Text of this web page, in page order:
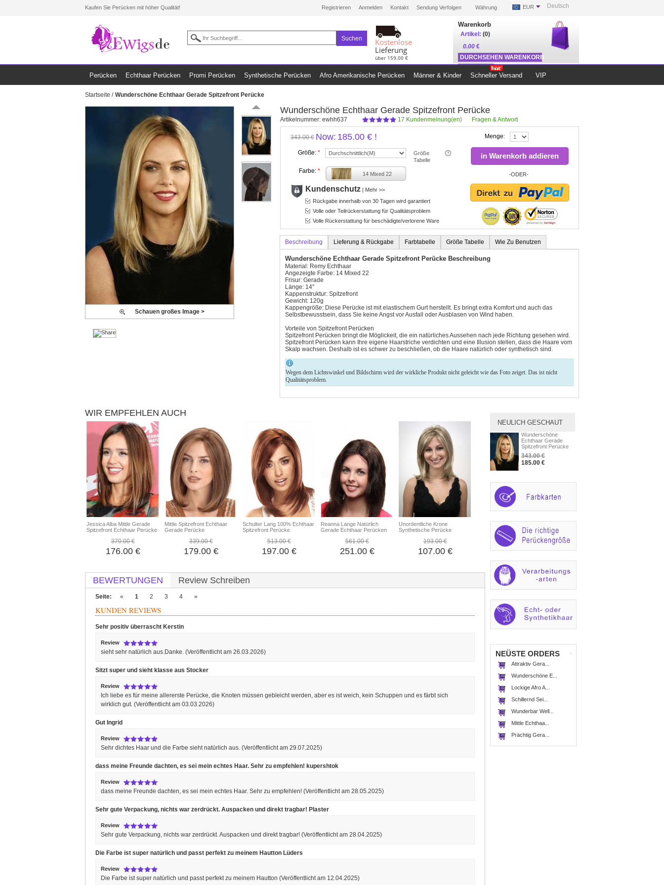
Kaufen Sie Perücken mit höher Qualität! Deutsch
Währung EUR
Registrieren Anmelden Kontakt Sendung Verfolgen
Suchen
Kostenlose
Lieferung
über 159.00 €
Warenkorb
Artikel: (0)
0.00 €
DURCHSEHEN WARENKORB
ZUR KASSE
Perücken Echthaar Perücken Promi Perücken Synthetische Perücken Afro Amerikanische Perücken Männer & Kinder Schneller Versand VIP
Startseite / Wunderschöne Echthaar Gerade Spitzefront Perücke
Wunderschöne Echthaar Gerade Spitzefront Perücke
Artikelnummer: ewhh637 17 Kundenmeinung(en) Fragen & Antwort
343.00 € Now: 185.00 € !
Größe: *
Größe
Tabelle
Farbe: * 14 Mixed 22
Kundenschutz | Mehr >>
Rückgabe innerhalb von 30 Tagen wird garantiert
Volle oder Teilrückerstattung für Qualitätsproblem
Volle Rückerstattung für beschädigte/verlorene Ware
Menge:
in Warenkorb addieren
-ODER-
Beschreibung Lieferung & Rückgabe Farbtabelle Größe Tabelle Wie Zu Benutzen
Wunderschöne Echthaar Gerade Spitzefront Perücke Beschreibung
Material: Remy Echthaar
Angezeigte Farbe: 14 Mixed 22
Frisur: Gerade
Länge: 14"
Kappenstruktur: Spitzefront
Gewicht: 120g
Kappengröße: Diese Perücke ist mit elastischem Gurt herstellt. Es bringt extra Komfort und auch das
Selbstbewusstsein, dass Sie keine Angst vor Ausfall oder Ausblasen von Wind haben.
Vorteile von Spitzefront Perücken
Spitzefront Perücken bringt die Möglickeit, die ein natürliches Aussehen nach jede Richtung gesehen wird.
Spitzefront Perücken kann Ihre eigene Haarstriche verdichten und eine Illusion stellen, dass die Haare vom
Skalp wachsen. Deshalb ist es schwer zu beschließen, ob die Haare natürlich oder synthetisch sind.
Wegen dem Lichtswinkel und Bildschirm wird der wirkliche Produkt nicht geleicht wie das Foto zeiget. Das ist nicht
Qualitätsproblem.
Schauen großes Image >
WIR EMPFEHLEN AUCH
Jessica Alba Mittle Gerade
Spitzefront Echthaar Perücke
370.00 €
176.00 €
Mittle Spitzefront Echthaar
Gerade Perücke
339.00 €
179.00 €
Schulter Lang 100% Echthaar
Spitzefront Perücke
513.00 €
197.00 €
Reanna Lange Natürlich
Gerade Echthaar Perücken
561.00 €
251.00 €
Unordentliche Krone
Synthetische Perücke
193.00 €
107.00 €
BEWERTUNGEN Review Schreiben
Seite: « 1 2 3 4 »
KUNDEN REVIEWS
Sehr positiv überrascht Kerstin
Review
sieht sehr natürlich aus.Danke. (Veröffentlicht am 26.03.2026)
Sitzt super und sieht klasse aus Stocker
Review
Ich liebe es für meine allererste Perücke, die Knoten müssen gebleicht werden, aber es ist weich, kein Schuppen und es färbt sich
wirklich gut. (Veröffentlicht am 03.03.2026)
Gut Ingrid
Review
Sehr dichtes Haar und die Farbe sieht natürlich aus. (Veröffentlicht am 29.07.2025)
dass meine Freunde dachten, es sei mein echtes Haar. Sehr zu empfehlen! kupershtok
Review
dass meine Freunde dachten, es sei mein echtes Haar. Sehr zu empfehlen! (Veröffentlicht am 28.05.2025)
Sehr gute Verpackung, nichts war zerdrückt. Auspacken und direkt tragbar! Plaster
Review
Sehr gute Verpackung, nichts war zerdrückt. Auspacken und direkt tragbar! (Veröffentlicht am 28.04.2025)
Die Farbe ist super natürlich und passt perfekt zu meinem Hautton Lüders
Review
Die Farbe ist super natürlich und passt perfekt zu meinem Hautton (Veröffentlicht am 12.04.2025)
NEULICH GESCHAUT
Wunderschöne
Echthaar Gerade
Spitzefront Perücke
343.00 €
185.00 €
NEÜSTE ORDERS
Attraktiv Gera...
Wunderschöne E...
Lockige Afro A...
Schillernd Sei...
Wunderbar Well...
Mittle Echthaa...
Prächtig Gera...